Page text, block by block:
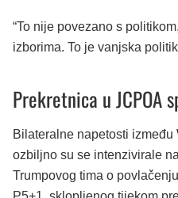
“To nije povezano s
izborima. To je vanjska
Prekretnica u JCPOA
Bilateralne napetosti između
ozbiljno su se intenzivirale
Trumpovog tima o